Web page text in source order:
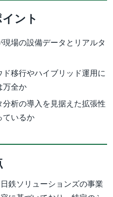
ント
場の設備データとリアルタ
移行やハイブリッド運用に
万全か
析の導入を見据えた拡張性
ているか
鉄ソリューションズの事業